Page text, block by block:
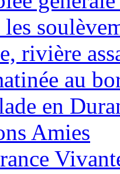
rivière
au
en
Amies